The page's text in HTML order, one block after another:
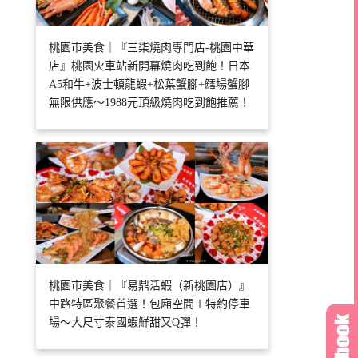
桃園市美食｜『三柒燒肉專門店-桃園中華
店』桃園火車站新開幕燒肉吃到飽！日本
A5和牛+波士頓龍蝦+松葉蟹腳+鱈場蟹腳
無限供應～1988元頂級燒肉吃到飽推薦！
桃園市美食｜『易鼎活蝦（新桃園店）』
中路特區聚餐首選！包廂空間＋特約停車
場～大尺寸泰國蝦鮮甜又Q彈！